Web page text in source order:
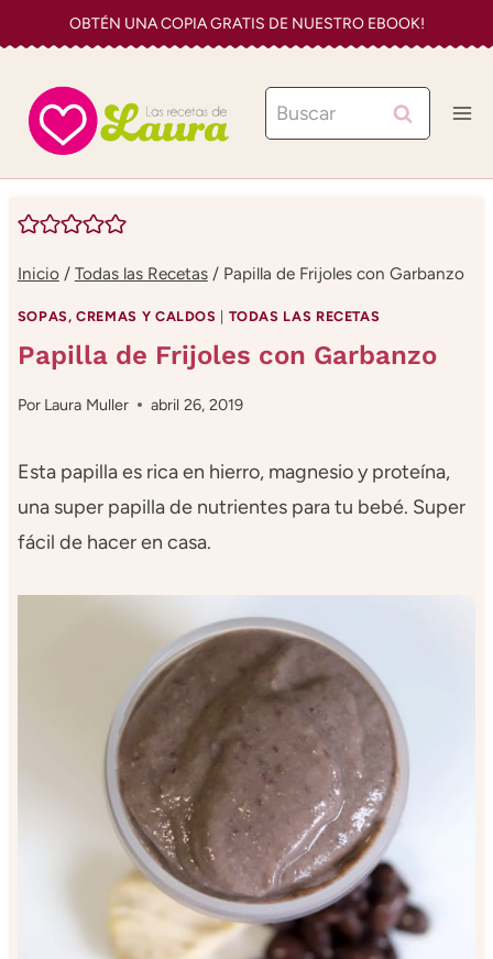
al
contenido
OBTÉN UNA COPIA GRATIS DE NUESTRO EBOOK!
Buscar:
Inicio / Todas las Recetas / Papilla de Frijoles con Garbanzo
SOPAS, CREMAS Y CALDOS TODAS LAS RECETAS
Papilla de Frijoles con Garbanzo
Por Laura Muller abril 26, 2019
Esta papilla es rica en hierro, magnesio y proteína,
una super papilla de nutrientes para tu bebé. Super
fácil de hacer en casa.